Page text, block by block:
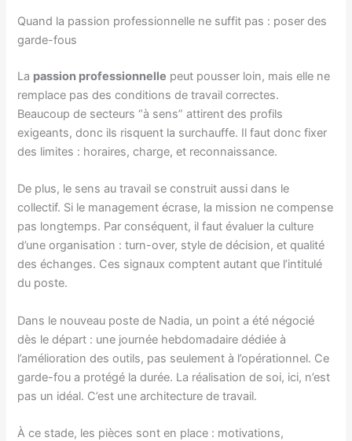
Quand la passion professionnelle ne suffit pas : poser des
garde-fous
La passion professionnelle peut pousser loin, mais elle ne
remplace pas des conditions de travail correctes.
Beaucoup de secteurs “à sens” attirent des profils
exigeants, donc ils risquent la surchauffe. Il faut donc fixer
des limites : horaires, charge, et reconnaissance.
De plus, le sens au travail se construit aussi dans le
collectif. Si le management écrase, la mission ne compense
pas longtemps. Par conséquent, il faut évaluer la culture
d’une organisation : turn-over, style de décision, et qualité
des échanges. Ces signaux comptent autant que l’intitulé
du poste.
Dans le nouveau poste de Nadia, un point a été négocié
dès le départ : une journée hebdomadaire dédiée à
l’amélioration des outils, pas seulement à l’opérationnel. Ce
garde-fou a protégé la durée. La réalisation de soi, ici, n’est
pas un idéal. C’est une architecture de travail.
À ce stade, les pièces sont en place : motivations,